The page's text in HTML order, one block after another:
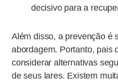
decisivo para a
Além disso, a prevenção é
abordagem. Portanto, pais
considerar alternativas
de seus lares. Existem